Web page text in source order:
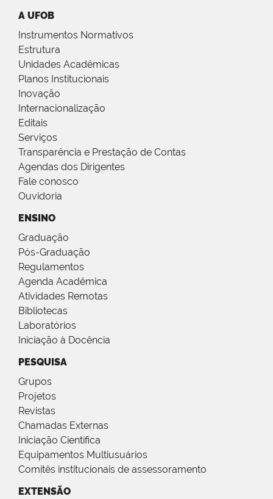
A UFOB
Instrumentos Normativos
Estrutura
Unidades Acadêmicas
Planos Institucionais
Inovação
Internacionalização
Editais
Serviços
Transparência e Prestação de Contas
Agendas dos Dirigentes
Fale conosco
Ouvidoria
ENSINO
Graduação
Pós-Graduação
Regulamentos
Agenda Acadêmica
Atividades Remotas
Bibliotecas
Laboratórios
Iniciação à Docência
PESQUISA
Grupos
Projetos
Revistas
Chamadas Externas
Iniciação Científica
Equipamentos Multiusuários
Comitês institucionais de assessoramento
EXTENSÃO